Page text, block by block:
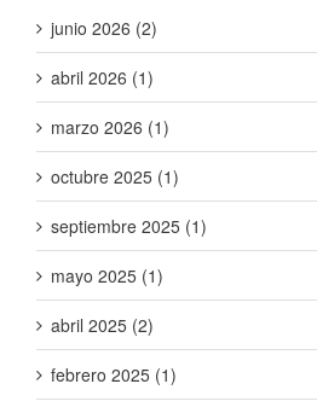
junio 2026 (2)
abril 2026 (1)
marzo 2026 (1)
octubre 2025 (1)
septiembre 2025 (1)
mayo 2025 (1)
abril 2025 (2)
febrero 2025 (1)